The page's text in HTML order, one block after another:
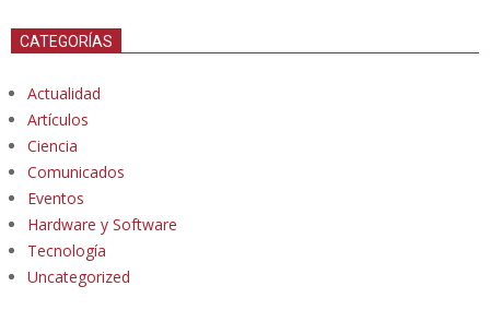
CATEGORÍAS
Actualidad
Artículos
Ciencia
Comunicados
Eventos
Hardware y Software
Tecnología
Uncategorized